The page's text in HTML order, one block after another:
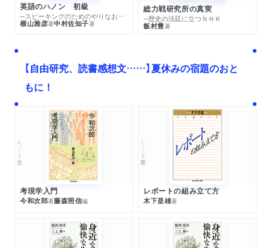
英語のハノン 初級
─スピーキングのためのやりなおし英文法スーパードリル
横山雅彦著中村佐知子著
総力戦研究所の真実
─歴史の法廷に立つＮＨＫ
飯村豊著
【自由研究、読書感想文……】夏休みの宿題のおと
もに！
ちくま文庫
考現学入門
今和次郎著藤森照信編
ちくま学芸文庫
レポートの組み立て方
木下是雄著